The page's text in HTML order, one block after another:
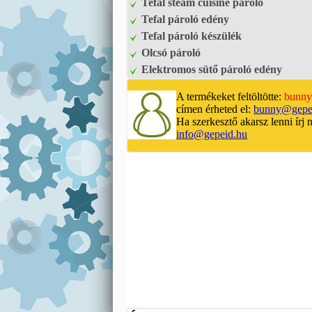
Tefal steam cuisine pároló
Tefal pároló edény
Tefal pároló készülék
Olcsó pároló
Elektromos sütő pároló edény
A termékeket feltöltötte: bunny
címen érheted el:
Ha szerkesztő akarsz lenni írj
info@gepeid.hu